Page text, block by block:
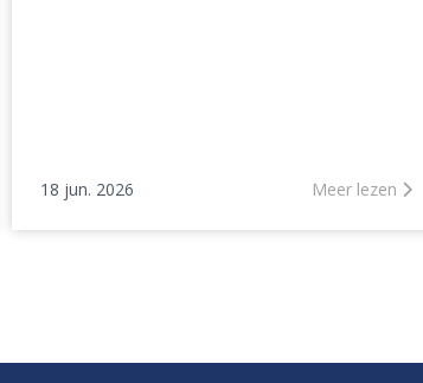
18 jun. 2026 Meer lezen